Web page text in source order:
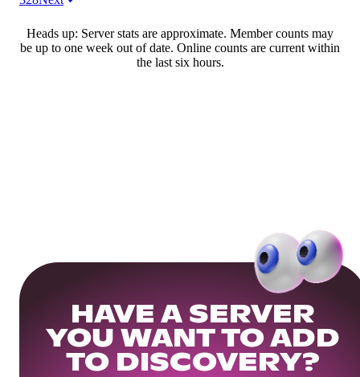
Heads up: Server stats are approximate. Member counts may
be up to one week out of date. Online counts are current within
the last six hours.
HAVE A SERVER
YOU WANT TO ADD
TO DISCOVERY?